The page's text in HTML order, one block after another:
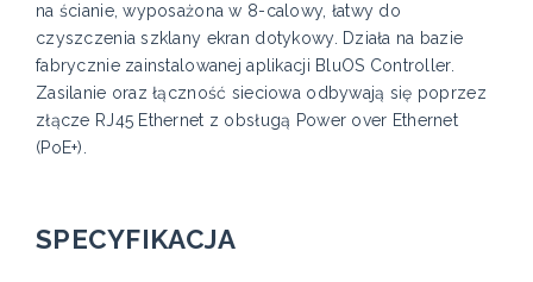
na ścianie, wyposażona w 8-calowy, łatwy do
czyszczenia szklany ekran dotykowy. Działa na bazie
fabrycznie zainstalowanej aplikacji BluOS Controller.
Zasilanie oraz łączność sieciowa odbywają się poprzez
złącze RJ45 Ethernet z obsługą Power over Ethernet
(PoE+).
SPECYFIKACJA